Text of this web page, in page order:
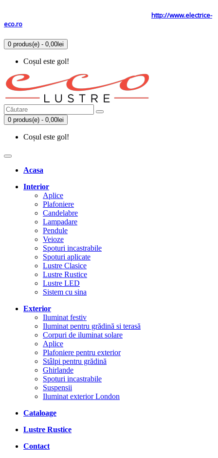
http://www.electrice-
eco.ro
0 produs(e) - 0,00lei
Coșul este gol!
0 produs(e) - 0,00lei
Coșul este gol!
Acasa
Interior
Aplice
Plafoniere
Candelabre
Lampadare
Pendule
Veioze
Spoturi incastrabile
Spoturi aplicate
Lustre Clasice
Lustre Rustice
Lustre LED
Sistem cu sina
Exterior
Iluminat festiv
Iluminat pentru grădină si terasă
Corpuri de iluminat solare
Aplice
Plafoniere pentru exterior
Stâlpi pentru grădină
Ghirlande
Spoturi incastrabile
Suspensii
Iluminat exterior London
Cataloage
Lustre Rustice
Contact